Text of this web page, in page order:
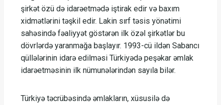
şirkət özü də idarəetmədə iştirak edir və baxım
xidmətlərini təşkil edir. Lakin sırf təsis yönətimi
sahəsində fəaliyyət göstərən ilk özəl şirkətlər bu
dövrlərdə yaranmağa başlayır. 1993-cü ildən Sabancı
qüllələrinin idarə edilməsi Türkiyədə peşəkar əmlak
idarəetməsinin ilk nümunələrindən sayıla bilər.
Türkiyə təcrübəsində əmlakların, xüsusilə də